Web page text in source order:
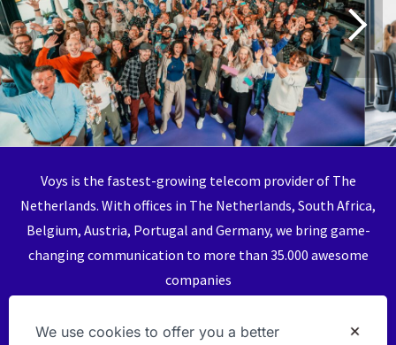
Voys is the fastest-growing telecom provider of The
Netherlands. With offices in The Netherlands, South Africa,
Belgium, Austria, Portugal and Germany, we bring game-
changing communication to more than 35.000 awesome
companies
Unsere Website
We use cookies to offer you a better